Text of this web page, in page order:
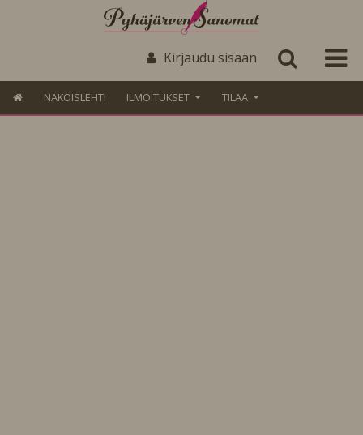
Kirjaudu sisään
NÄKÖISLEHTI ILMOITUKSET TILAA